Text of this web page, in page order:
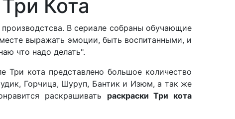
Кота
В сериале собраны обучающие
выражать эмоции, быть воспитанными, и
что надо делать".
Три кота представлено большое количество
Горчица, Шуруп, Бантик и Изюм, а так же
раскрашивать раскраски Три кота